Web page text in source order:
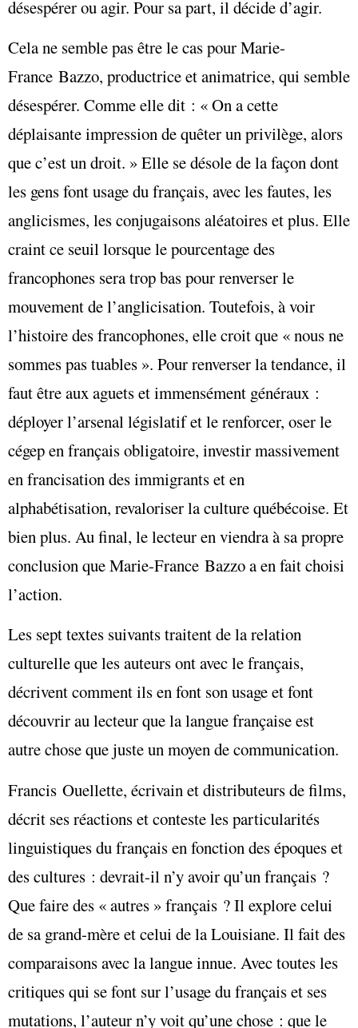
désespérer ou agir. Pour sa part, il décide d’agir.
Cela ne semble pas être le cas pour Marie-
France Bazzo, productrice et animatrice, qui semble
désespérer. Comme elle dit : « On a cette
déplaisante impression de quêter un privilège, alors
que c’est un droit. » Elle se désole de la façon dont
les gens font usage du français, avec les fautes, les
anglicismes, les conjugaisons aléatoires et plus. Elle
craint ce seuil lorsque le pourcentage des
francophones sera trop bas pour renverser le
mouvement de l’anglicisation. Toutefois, à voir
l’histoire des francophones, elle croit que « nous ne
sommes pas tuables ». Pour renverser la tendance, il
faut être aux aguets et immensément généraux :
déployer l’arsenal législatif et le renforcer, oser le
cégep en français obligatoire, investir massivement
en francisation des immigrants et en
alphabétisation, revaloriser la culture québécoise. Et
bien plus. Au final, le lecteur en viendra à sa propre
conclusion que Marie-France Bazzo a en fait choisi
l’action.
Les sept textes suivants traitent de la relation
culturelle que les auteurs ont avec le français,
décrivent comment ils en font son usage et font
découvrir au lecteur que la langue française est
autre chose que juste un moyen de communication.
Francis Ouellette, écrivain et distributeurs de films,
décrit ses réactions et conteste les particularités
linguistiques du français en fonction des époques et
des cultures : devrait-il n’y avoir qu’un français ?
Que faire des « autres » français ? Il explore celui
de sa grand-mère et celui de la Louisiane. Il fait des
comparaisons avec la langue innue. Avec toutes les
critiques qui se font sur l’usage du français et ses
mutations, l’auteur n’y voit qu’une chose : que le